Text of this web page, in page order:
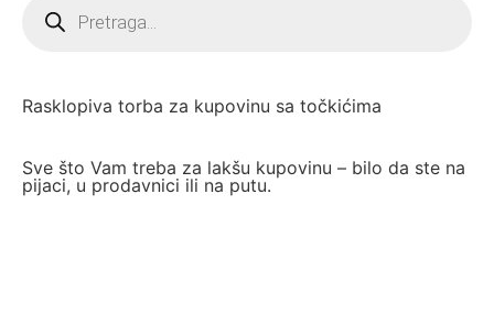
Rasklopiva torba za kupovinu sa točkićima
Sve što Vam treba za lakšu kupovinu – bilo da ste na
pijaci, u prodavnici ili na putu.